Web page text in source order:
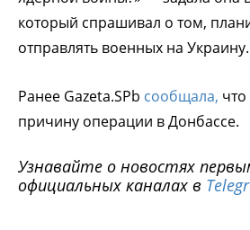
который спрашивал о том,
отправлять военных на Украину.
Ранее Gazeta.SPb сообщала,
причину операции в Донбассе.
Узнавайте о новостях
официальных каналах в